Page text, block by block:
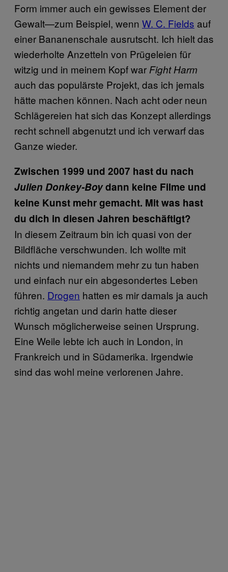
Form immer auch ein gewisses Element der
Gewalt—zum Beispiel, wenn W. C. Fields auf
einer Bananenschale ausrutscht. Ich hielt das
wiederholte Anzetteln von Prügeleien für
witzig und in meinem Kopf war Fight Harm
auch das populärste Projekt, das ich jemals
hätte machen können. Nach acht oder neun
Schlägereien hat sich das Konzept allerdings
recht schnell abgenutzt und ich verwarf das
Ganze wieder.
Zwischen 1999 und 2007 hast du nach
Julien Donkey-Boydann keine Filme und
keine Kunst mehr gemacht. Mit was hast
du dich in diesen Jahren beschäftigt?
In diesem Zeitraum bin ich quasi von der
Bildfläche verschwunden. Ich wollte mit
nichts und niemandem mehr zu tun haben
und einfach nur ein abgesondertes Leben
führen. Drogen hatten es mir damals ja auch
richtig angetan und darin hatte dieser
Wunsch möglicherweise seinen Ursprung.
Eine Weile lebte ich auch in London, in
Frankreich und in Südamerika. Irgendwie
sind das wohl meine verlorenen Jahre.